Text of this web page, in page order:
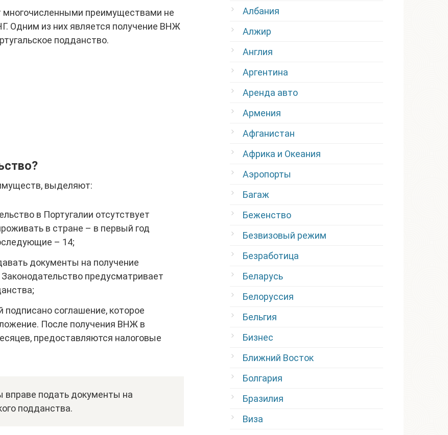
преимуществами не
Одним из них является получение ВНЖ
подданство.
выделяют:
в Португалии отсутствует
в стране – в первый год
– 14;
документы на получение
предусматривает
соглашение, которое
После получения ВНЖ в
предоставляются налоговые
подать документы на
подданства.
Албания
Алжир
Англия
Аргентина
Аренда авто
Армения
Афганистан
Африка и Океания
Аэропорты
Багаж
Беженство
Безвизовый режим
Безработица
Беларусь
Белоруссия
Бельгия
Бизнес
Ближний Восток
Болгария
Бразилия
Виза